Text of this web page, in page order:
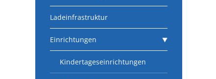
Ladeinfrastruktur
Einrichtungen
Kindertageseinrichtungen